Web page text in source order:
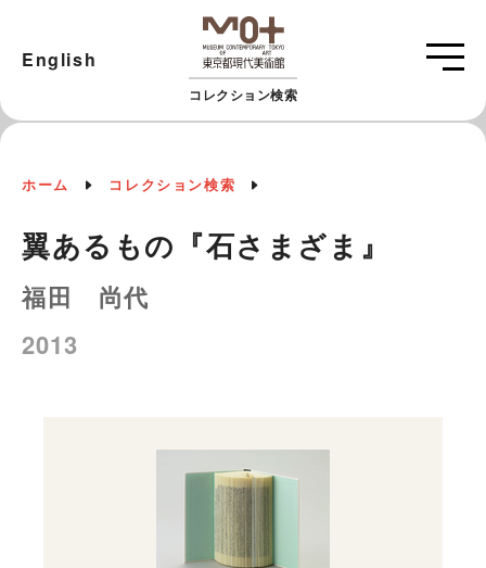
コレクション検索
English
ホーム コレクション検索
翼あるもの『石さまざま』
福田 尚代
2013